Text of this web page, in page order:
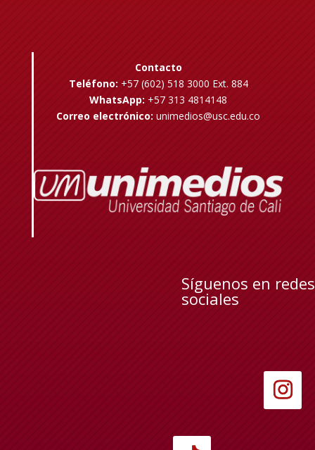
Contacto
Teléfono: +57 (602) 518 3000 Ext. 884
WhatsApp: +57 313 4814148
Correo electrónico: unimedios@usc.edu.co
Síguenos en redes
sociales